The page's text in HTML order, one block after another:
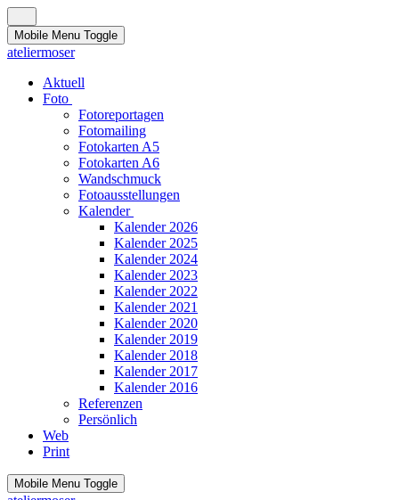
Mobile Menu Toggle
ateliermoser
Aktuell
Foto
Fotoreportagen
Fotomailing
Fotokarten A5
Fotokarten A6
Wandschmuck
Fotoausstellungen
Kalender
Kalender 2026
Kalender 2025
Kalender 2024
Kalender 2023
Kalender 2022
Kalender 2021
Kalender 2020
Kalender 2019
Kalender 2018
Kalender 2017
Kalender 2016
Referenzen
Persönlich
Web
Print
Mobile Menu Toggle